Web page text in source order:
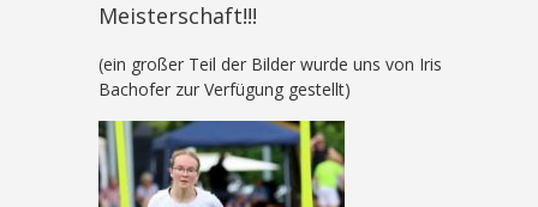
Meisterschaft!!!
(ein großer Teil der Bilder wurde uns von Iris
Bachofer zur Verfügung gestellt)